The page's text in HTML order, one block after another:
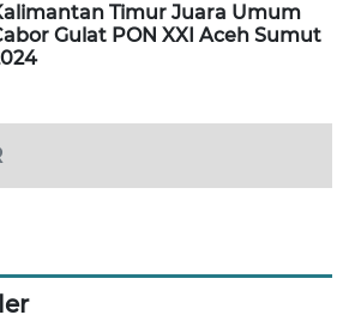
Timur Juara Umum
Gulat PON XXI Aceh Sumut